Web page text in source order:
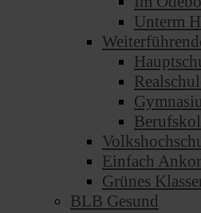
Unterm
Einfach
Grünes
BLB Gesund